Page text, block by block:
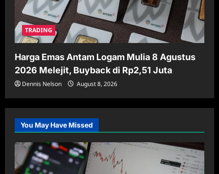
TRADING
Harga Emas Antam Logam Mulia 8 Agustus
2026 Melejit, Buyback di Rp2,51 Juta
Dennis Nelson August 8, 2026
You May Have Missed